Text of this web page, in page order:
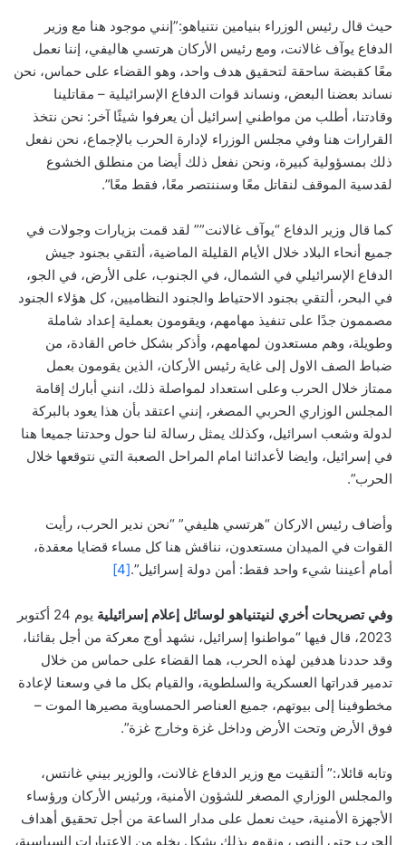
حيث قال رئيس الوزراء بنيامين نتنياهو:”إنني موجود هنا مع وزير
الدفاع يوآف غالانت، ومع رئيس الأركان هرتسي هاليفي، إننا نعمل
معًا كقبضة ساحقة لتحقيق هدف واحد، وهو القضاء على حماس، نحن
نساند بعضنا البعض، ونساند قوات الدفاع الإسرائيلية – مقاتلينا
وقادتنا، أطلب من مواطني إسرائيل أن يعرفوا شيئًا آخر: نحن نتخذ
القرارات هنا وفي مجلس الوزراء لإدارة الحرب بالإجماع، نحن نفعل
ذلك بمسؤولية كبيرة، ونحن نفعل ذلك أيضا من منطلق الخشوع
لقدسية الموقف لنقاتل معًا وسننتصر معًا، فقط معًا”.
كما قال وزير الدفاع “يوآف غالانت”” لقد قمت بزيارات وجولات في
جميع أنحاء البلاد خلال الأيام القليلة الماضية، ألتقي بجنود جيش
الدفاع الإسرائيلي في الشمال، في الجنوب، على الأرض، في الجو،
في البحر، ألتقي بجنود الاحتياط والجنود النظاميين، كل هؤلاء الجنود
مصممون جدًا على تنفيذ مهامهم، ويقومون بعملية إعداد شاملة
وطويلة، وهم مستعدون لمهامهم، وأذكر بشكل خاص القادة، من
ضباط الصف الاول إلى غاية رئيس الأركان، الذين يقومون بعمل
ممتاز خلال الحرب وعلى استعداد لمواصلة ذلك، انني أبارك إقامة
المجلس الوزاري الحربي المصغر، إنني اعتقد بأن هذا يعود بالبركة
لدولة وشعب اسرائيل، وكذلك يمثل رسالة لنا حول وحدتنا جميعا هنا
في إسرائيل، وايضا لأعدائنا امام المراحل الصعبة التي نتوقعها خلال
الحرب”.
وأضاف رئيس الاركان “هرتسي هليفي” “نحن ندير الحرب، رأيت
القوات في الميدان مستعدون، نناقش هنا كل مساء قضايا معقدة،
أمام أعيننا شيء واحد فقط: أمن دولة إسرائيل”.[4]
وفي تصريحات أخري لنيتنياهو لوسائل إعلام إسرائيلية
يوم 24 أكتوبر
2023، قال فيها “مواطنوا إسرائيل، نشهد أوج معركة من أجل بقائنا،
وقد حددنا هدفين لهذه الحرب، هما القضاء على حماس من خلال
تدمير قدراتها العسكرية والسلطوية، والقيام بكل ما في وسعنا لإعادة
مخطوفينا إلى بيوتهم، جميع العناصر الحمساوية مصيرها الموت –
فوق الأرض وتحت الأرض وداخل غزة وخارج غزة”.
وتابه قائلا،:” ألتقيت مع وزير الدفاع غالانت، والوزير بيني غانتس،
والمجلس الوزاري المصغر للشؤون الأمنية، ورئيس الأركان ورؤساء
الأجهزة الأمنية، حيث نعمل على مدار الساعة من أجل تحقيق أهداف
الحرب حتى النصر، ونقوم بذلك بشكل يخلو من الاعتبارات السياسية،